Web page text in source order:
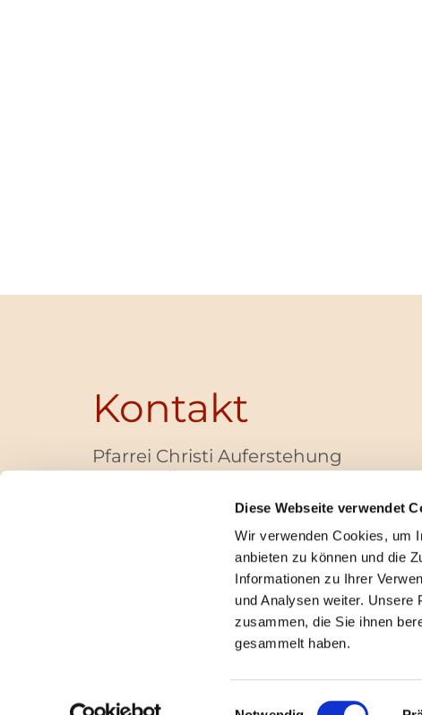
Diese Webseite verwendet
Wir verwenden Cookies, um
anbieten zu können und die
Informationen zu Ihrer
und Analysen weiter. Unsere
zusammen, die Sie ihnen
gesammelt haben.
Einwilligungsauswahl
Kontakt
Pfarrei Christi Auferstehung
Bayernallee 28
+49 (0)30 / 30 00 03 -40
pfarrbuero@christi-auferstehung.net
IBAN DE62 3706 0193 6006 9310 04